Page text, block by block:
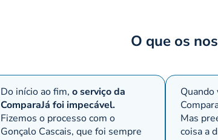
O que os
Do início ao fim, o serviço da
ComparaJá foi impecável.
Fizemos o processo com o
Gonçalo Cascais, que foi sempre
Mas
coisa a